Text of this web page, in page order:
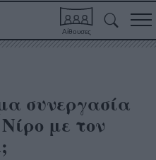
Αίθουσες
συνεργασία
με τον